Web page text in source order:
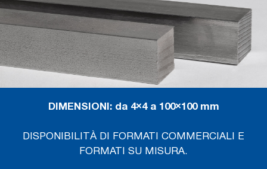
DIMENSIONI: da 4×4 a 100×100 mm
DISPONIBILITÀ DI FORMATI COMMERCIALI E
FORMATI SU MISURA.